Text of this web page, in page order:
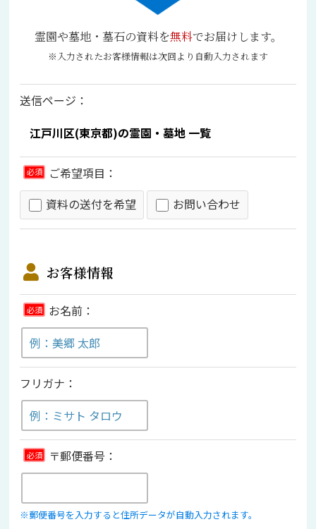
霊園や墓地・墓石の資料を無料でお届けします。
※入力されたお客様情報は次回より自動入力されます
送信ページ：
必須
ご希望項目：
資料の送付を希望
お問い合わせ
お客様情報
必須 お名前：
フリガナ：
必須 〒郵便番号：
※郵便番号を入力すると住所データが自動入力されます。